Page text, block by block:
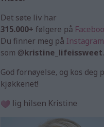
Det søte liv har
315.000+ følgere på
Du finner meg på Instagram
som @kristine_lifeissweet.
God fornøyelse, og kos deg
kjøkkenet!
lig hilsen Kristine